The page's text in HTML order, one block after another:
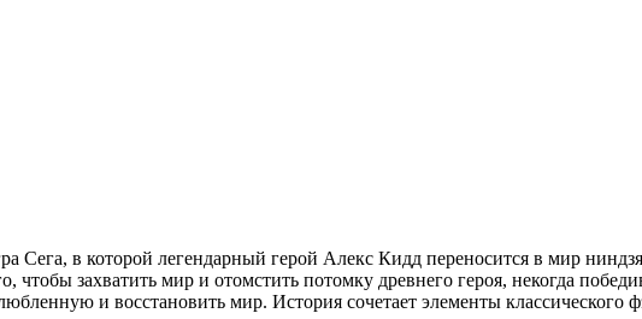
Сега, в которой легендарный герой Алекс Кидд переносится в мир
захватить мир и отомстить потомку древнего героя, некогда
и восстановить мир. История сочетает элементы классического